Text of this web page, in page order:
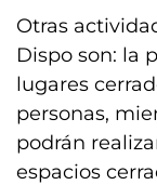
Otras
Dispo son: la
lugares
personas,
podrán
espacios